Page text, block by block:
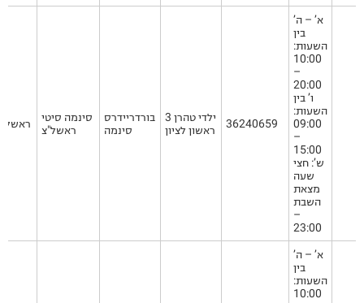
סינמה סיטי
ראשל"צ
בורדריידרס
סינמה
ילדי טהרן 3
ראשון לציון
36240659
א’ – ה’
בין
השעות:
10:00
–
20:00
ו’ בין
השעות:
09:00
–
15:00
ש’: חצי
שעה
מצאת
השבת
–
23:00
א’ – ה’
בין
השעות:
10:00